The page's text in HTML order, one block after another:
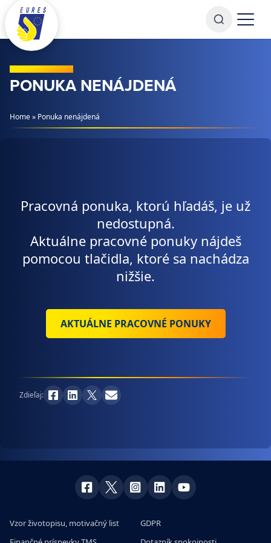
Prejsť na obsah
PONUKA NENÁJDENÁ
Home» Ponuka nenájdená
Pracovná ponuka, ktorú hľadáš, je už
nedostupná.
Aktuálne pracovné ponuky nájdeš
pomocou tlačidla, ktoré sa nachádza
nižšie.
AKTUÁLNE PRACOVNÉ PONUKY
Zdieľaj:
Vzor životopisu, motivačný list
GDPR